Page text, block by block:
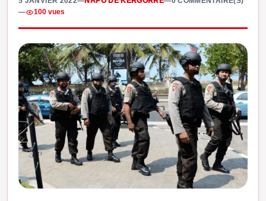
—
100 vues